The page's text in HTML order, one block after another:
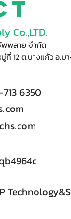
Co.,LTD.
พพลาย จำกัด
ที่ 12 ต.บางแก้ว อ.บ
6350